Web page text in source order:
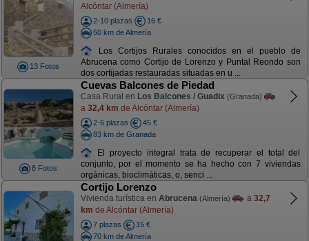
13 Fotos
Alcóntar (Almería)
2-10 plazas
16 €
50 km de Almería
Los Cortijos Rurales conocidos en el pueblo de
Abrucena como Cortijo de Lorenzo y Puntal Reondo son
dos cortijadas restauradas situadas en u ...
8 Fotos
Cuevas Balcones de Piedad
Casa Rural en Los Balcones / Guadix (Granada)
a 32,4 km de Alcóntar (Almería)
2-6 plazas
45 €
83 km de Granada
El proyecto integral trata de recuperar el total del
conjunto, por el momento se ha hecho con 7 viviendas
orgánicas, bioclimáticas, o, senci ...
Cortijo Lorenzo
Vivienda turística en Abrucena (Almería) a 32,7
km de Alcóntar (Almería)
7 plazas
15 €
70 km de Almería